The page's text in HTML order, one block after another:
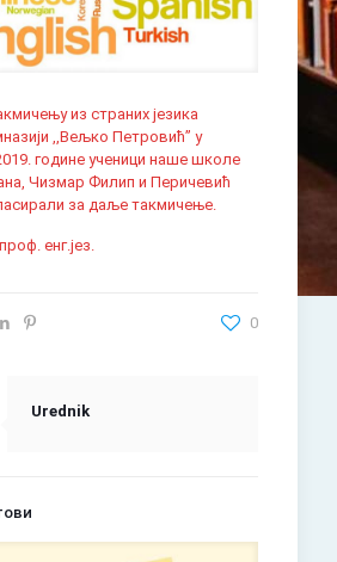
из страних језика
,,Вељко Петровић’’ у
године ученици наше школе
Чизмар Филип и Перичевић
за даље такмичење.
енг.јез.
0
Urednik